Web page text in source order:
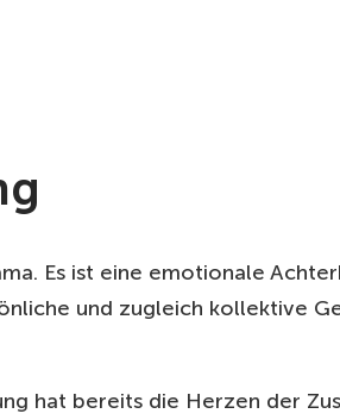
Es ist eine emotionale
und zugleich kollektive
hat bereits die Herzen der